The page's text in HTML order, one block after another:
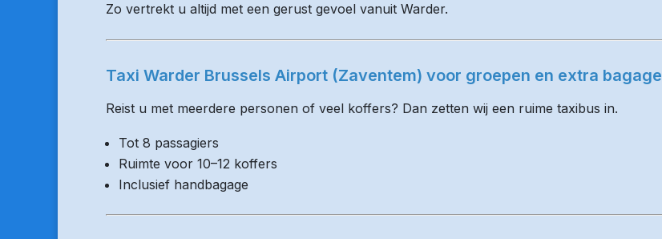
Zo vertrekt u altijd met een gerust gevoel vanuit Warder.
Taxi Warder Brussels Airport (Zaventem) voor groepen en extra bagage
Reist u met meerdere personen of veel koffers? Dan zetten wij een ruime taxibus in.
Tot 8 passagiers
Ruimte voor 10–12 koffers
Inclusief handbagage